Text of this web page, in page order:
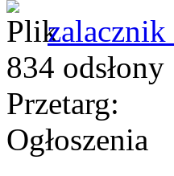
834 odsłony
Przetarg:
Ogłoszenia